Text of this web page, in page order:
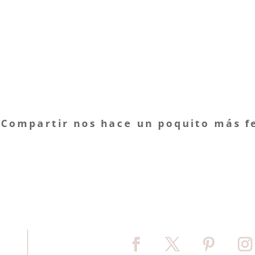
Compartir nos hace un poquito más